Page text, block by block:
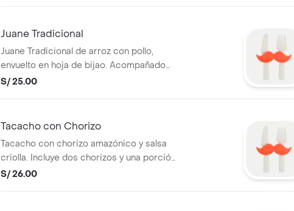
Juane Tradicional
Juane Tradicional de arroz con pollo,
envuelto en hoja de bijao. Acompañado
de plátano frito y salsa criolla.
S/ 25.00
Tacacho con Chorizo
Tacacho con chorizo amazónico y salsa
criolla. Incluye dos chorizos y una porción
de tacacho.
S/ 26.00